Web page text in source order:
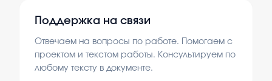
Поддержка на связи
Отвечаем на вопросы по работе. Помогаем с
проектом и текстом работы. Консультируем по
любому тексту в документе.